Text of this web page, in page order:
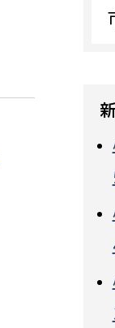
予
警
救
消
警
警
監